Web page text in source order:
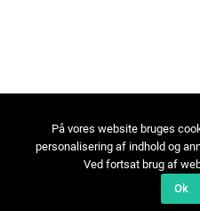
På vores website bruges
personalisering af indhold og
Ved fortsat brug af
Ok